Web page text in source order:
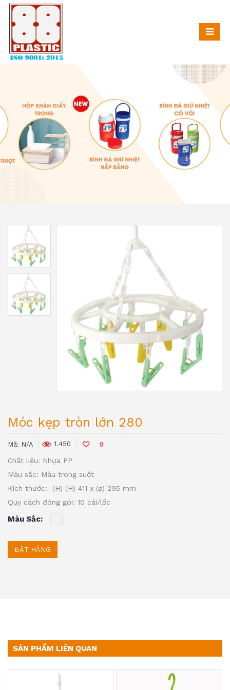
Móc kẹp tròn lớn 280
Mã: N/A 1.450 0
Chất liệu: Nhựa PP
Màu sắc: Màu trong suốt
Kích thước: (H) (H) 411 x (ø) 295 mm
Quy cách đóng gói: 10 cái/lốc
Màu Sắc
ĐẶT HÀNG
SẢN PHẨM LIÊN QUAN